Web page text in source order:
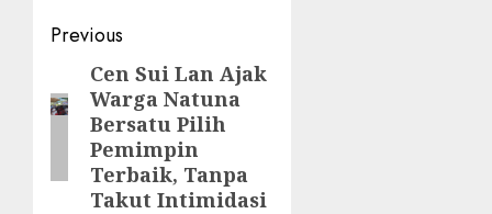
Post
navigation
Previous
Previous
post:
Cen Sui Lan Ajak
Warga Natuna
Bersatu Pilih
Pemimpin
Terbaik, Tanpa
Takut Intimidasi